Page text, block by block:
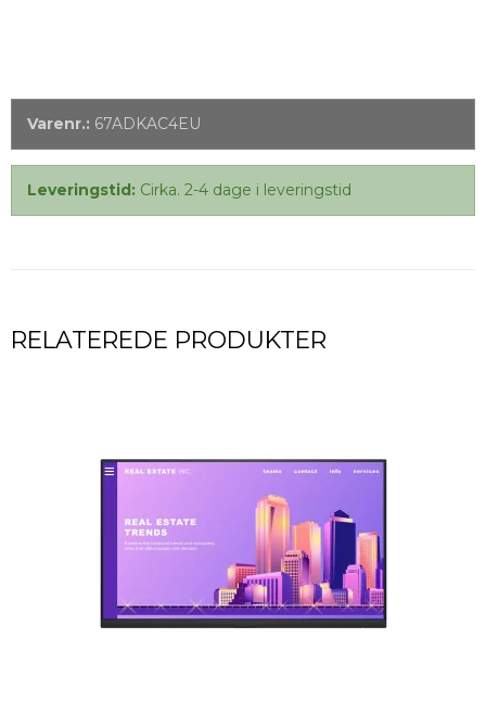
Varenr.: 67ADKAC4EU
Leveringstid: Cirka. 2-4 dage i leveringstid
RELATEREDE PRODUKTER